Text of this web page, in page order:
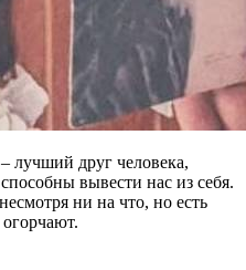
лучший друг человека,
вывести нас из себя.
ни на что, но есть